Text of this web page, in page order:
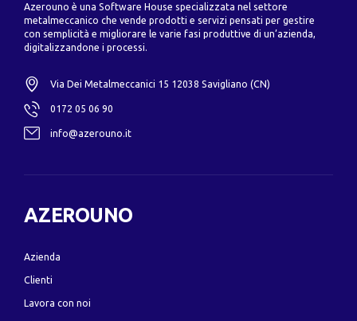
Azerouno è una Software House specializzata nel settore
metalmeccanico che vende prodotti e servizi pensati per gestire
con semplicità e migliorare le varie fasi produttive di un’azienda,
digitalizzandone i processi.
Via Dei Metalmeccanici 15 12038 Savigliano (CN)
0172 05 06 90
info@azerouno.it
AZEROUNO
Azienda
Clienti
Lavora con noi